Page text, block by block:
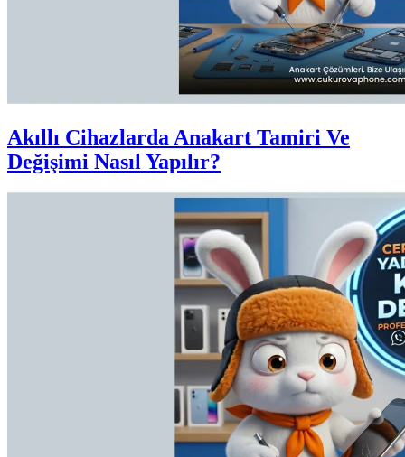
Akıllı Cihazlarda Anakart Tamiri Ve
Değişimi Nasıl Yapılır?